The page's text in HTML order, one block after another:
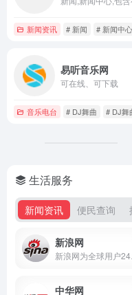
新闻资讯 # 新闻 # 新闻中心
易听音乐网
可在线、可下载
音乐电台 # DJ舞曲 # DJ舞
生活服务
新闻资讯 便民查询
新浪网
中华网